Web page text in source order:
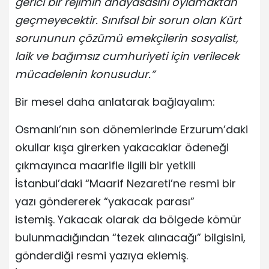
geçmeyecektir. Sınıfsal bir sorun olan Kürt
sorununun çözümü emekçilerin sosyalist,
laik ve bağımsız cumhuriyeti için verilecek
mücadelenin konusudur.”
Bir mesel daha anlatarak bağlayalım:
Osmanlı’nın son dönemlerinde Erzurum’daki
okullar kışa girerken yakacaklar ödeneği
çıkmayınca maarifle ilgili bir yetkili
İstanbul’daki “Maarif Nezareti’ne resmi bir
yazı göndererek “yakacak parası”
istemiş. Yakacak olarak da bölgede kömür
bulunmadığından “tezek alınacağı” bilgisini,
gönderdiği resmi yazıya eklemiş.